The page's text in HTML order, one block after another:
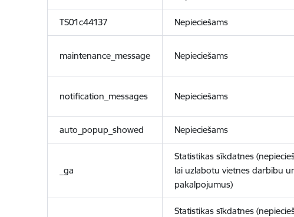
TS01c44137 Nepieciešams
maintenance_message Nepieciešams
notification_messages Nepieciešams
auto_popup_showed Nepieciešams
_ga
Statistikas sīkdatnes
lai uzlabotu vietnes darbību
pakalpojumus)
Statistikas sīkdatnes